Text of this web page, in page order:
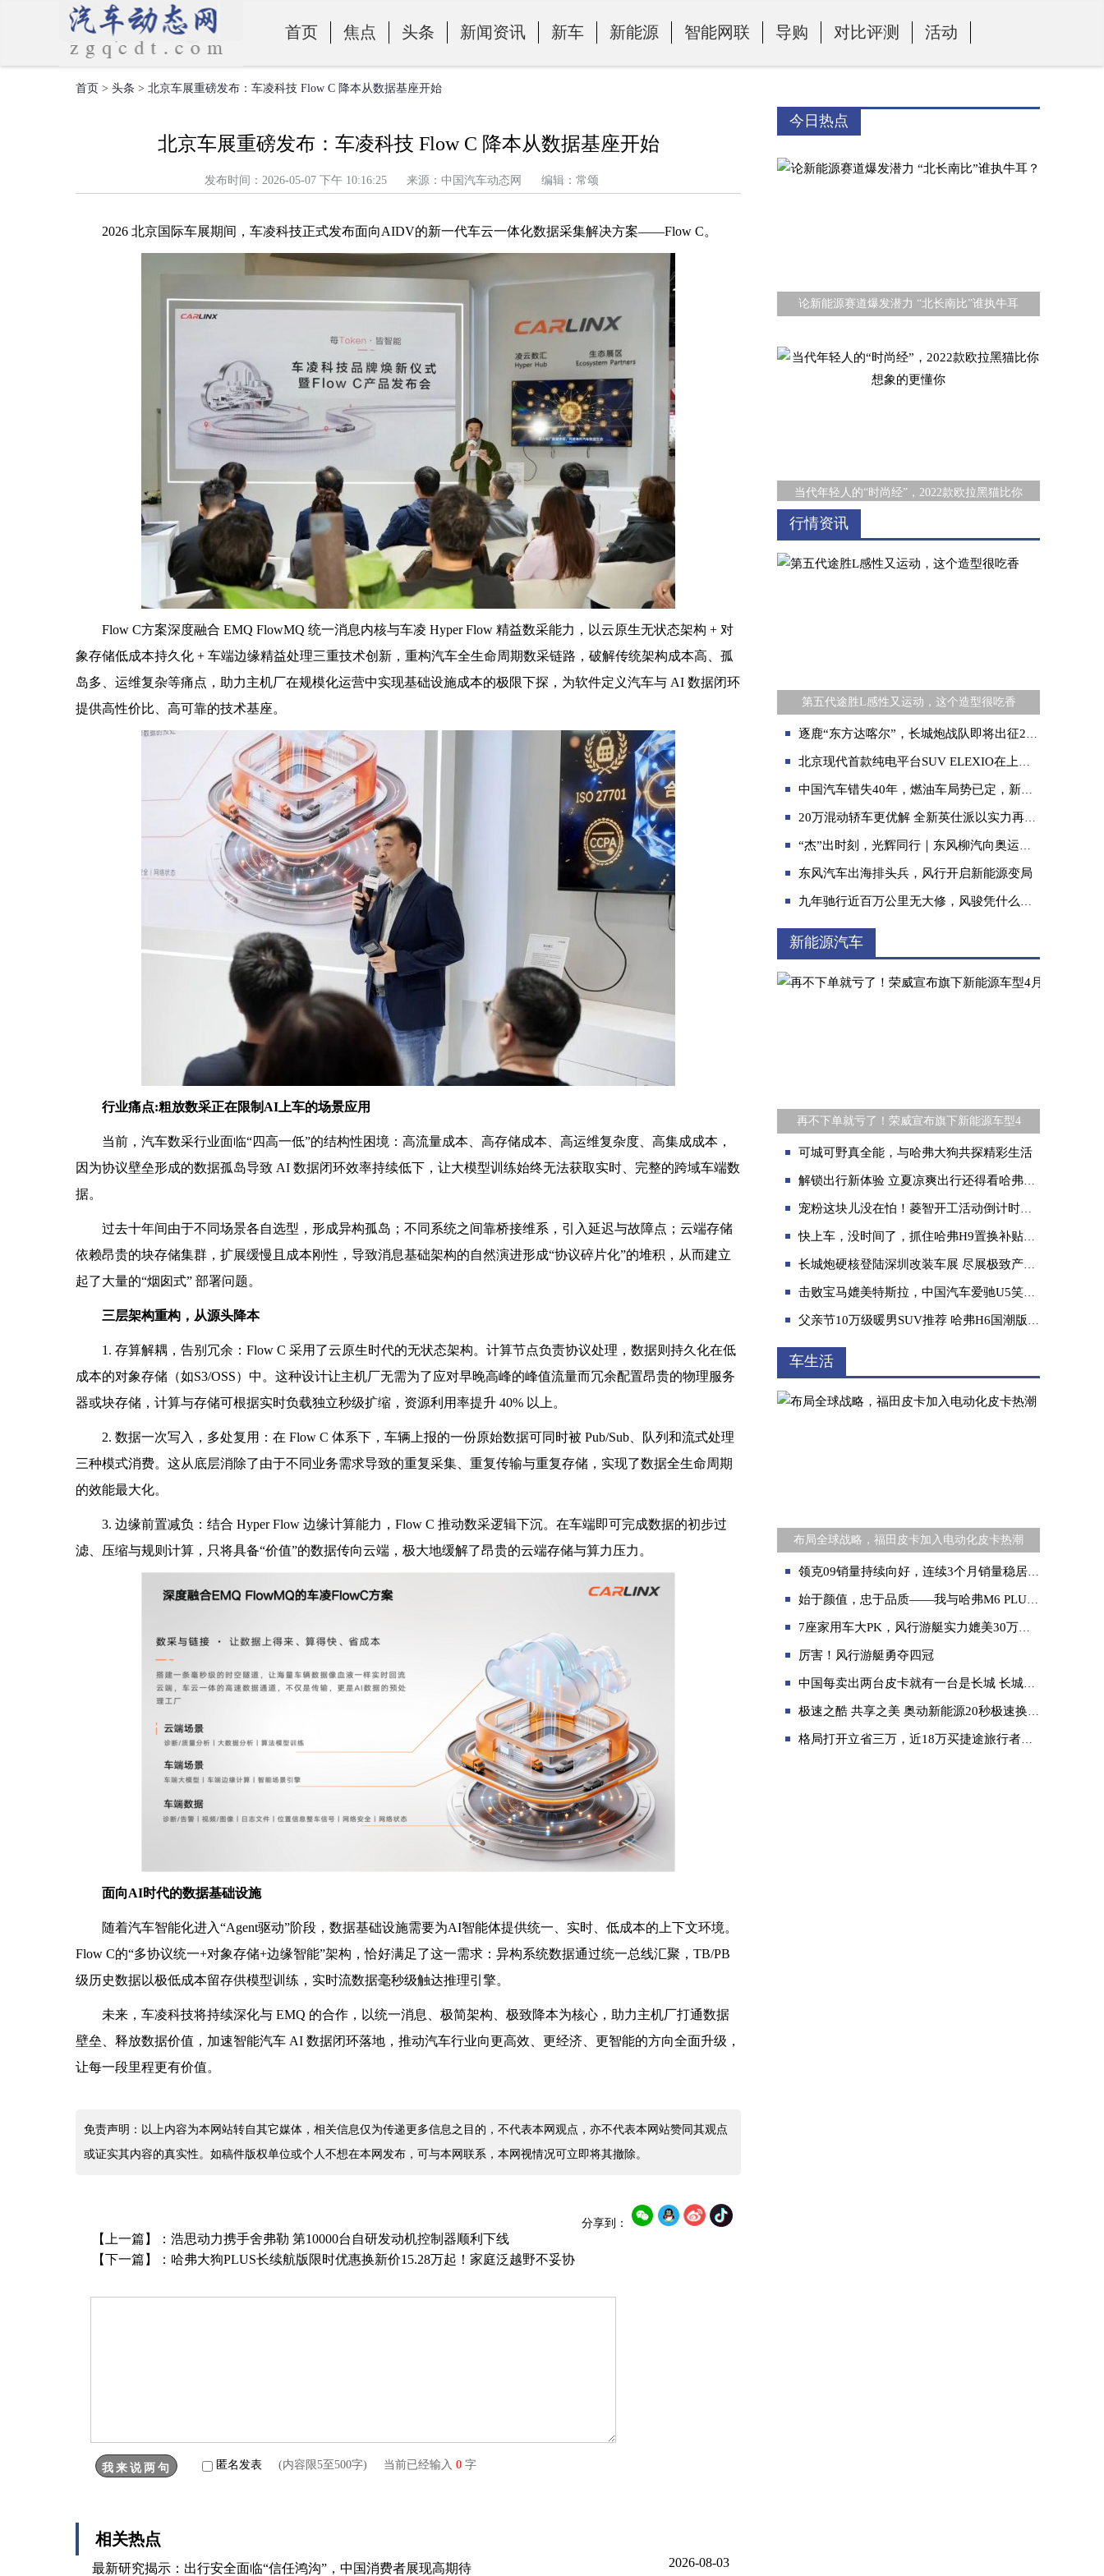
首页 焦点 头条 新闻资讯 新车 新能源 智能网联 导购 对比评测 活动
零部件
首页 > 头条 > 北京车展重磅发布：车凌科技 Flow C 降本从数据基座开始
北京车展重磅发布：车凌科技 Flow C 降本从数据基座开始
发布时间：2026-05-07 下午 10:16:25 来源：中国汽车动态网 编辑：常颂
2026 北京国际车展期间，车凌科技正式发布面向AIDV的新一代车云一体化数据采集解决方案——Flow C。
Flow C方案深度融合 EMQ FlowMQ 统一消息内核与车凌 Hyper Flow 精益数采能力，以云原生无状态架构 + 对
象存储低成本持久化 + 车端边缘精益处理三重技术创新，重构汽车全生命周期数采链路，破解传统架构成本高、孤
岛多、运维复杂等痛点，助力主机厂在规模化运营中实现基础设施成本的极限下探，为软件定义汽车与 AI 数据闭环
提供高性价比、高可靠的技术基座。
行业痛点:粗放数采正在限制AI上车的场景应用
当前，汽车数采行业面临“四高一低”的结构性困境：高流量成本、高存储成本、高运维复杂度、高集成成本，
因为协议壁垒形成的数据孤岛导致 AI 数据闭环效率持续低下，让大模型训练始终无法获取实时、完整的跨域车端数
据。
过去十年间由于不同场景各自选型，形成异构孤岛；不同系统之间靠桥接维系，引入延迟与故障点；云端存储
依赖昂贵的块存储集群，扩展缓慢且成本刚性，导致消息基础架构的自然演进形成“协议碎片化”的堆积，从而建立
起了大量的“烟囱式” 部署问题。
三层架构重构，从源头降本
1. 存算解耦，告别冗余：Flow C 采用了云原生时代的无状态架构。计算节点负责协议处理，数据则持久化在低
成本的对象存储（如S3/OSS）中。这种设计让主机厂无需为了应对早晚高峰的峰值流量而冗余配置昂贵的物理服务
器或块存储，计算与存储可根据实时负载独立秒级扩缩，资源利用率提升 40% 以上。
2. 数据一次写入，多处复用：在 Flow C 体系下，车辆上报的一份原始数据可同时被 Pub/Sub、队列和流式处理
三种模式消费。这从底层消除了由于不同业务需求导致的重复采集、重复传输与重复存储，实现了数据全生命周期
的效能最大化。
3. 边缘前置减负：结合 Hyper Flow 边缘计算能力，Flow C 推动数采逻辑下沉。在车端即可完成数据的初步过
滤、压缩与规则计算，只将具备“价值”的数据传向云端，极大地缓解了昂贵的云端存储与算力压力。
面向AI时代的数据基础设施
随着汽车智能化进入“Agent驱动”阶段，数据基础设施需要为AI智能体提供统一、实时、低成本的上下文环境。
Flow C的“多协议统一+对象存储+边缘智能”架构，恰好满足了这一需求：异构系统数据通过统一总线汇聚，TB/PB
级历史数据以极低成本留存供模型训练，实时流数据毫秒级触达推理引擎。
未来，车凌科技将持续深化与 EMQ 的合作，以统一消息、极简架构、极致降本为核心，助力主机厂打通数据
壁垒、释放数据价值，加速智能汽车 AI 数据闭环落地，推动汽车行业向更高效、更经济、更智能的方向全面升级，
让每一段里程更有价值。
免责声明：以上内容为本网站转自其它媒体，相关信息仅为传递更多信息之目的，不代表本网观点，亦不代表本网站赞同其观点
或证实其内容的真实性。如稿件版权单位或个人不想在本网发布，可与本网联系，本网视情况可立即将其撤除。
分享到：
【上一篇】： 浩思动力携手舍弗勒 第10000台自研发动机控制器顺利下线
【下一篇】： 哈弗大狗PLUS长续航版限时优惠换新价15.28万起！家庭泛越野不妥协
匿名发表 (内容限5至500字) 当前已经输入 0 字
相关热点
最新研究揭示：出行安全面临“信任鸿沟”，中国消费者展现高期待 2026-08-03
今日热点
论新能源赛道爆发潜力 “北长南比”谁执牛耳
当代年轻人的“时尚经”，2022款欧拉黑猫比你
来到丰田展台，我想用三个英文字母诠释下“b
行情资讯
第五代途胜L感性又运动，这个造型很吃香
逐鹿“东方达喀尔”，长城炮战队即将出征2026中国环塔国际拉力赛
北京现代首款纯电平台SUV ELEXIO在上海Studio 88 Space迎来全球首秀
中国汽车错失40年，燃油车局势已定，新能源还被欧洲“超车”
20万混动轿车更优解 全新英仕派以实力再领浪潮
“杰”出时刻，光辉同行｜东风柳汽向奥运冠军练俊杰交付星海S7
东风汽车出海排头兵，风行开启新能源变局
九年驰行近百万公里无大修，风骏凭什么被称为“中国的海拉克斯”
新能源汽车
再不下单就亏了！荣威宣布旗下新能源车型4
可城可野真全能，与哈弗大狗共探精彩生活
解锁出行新体验 立夏凉爽出行还得看哈弗H6S！
宠粉这块儿没在怕！菱智开工活动倒计时，满满福利等你拿！
快上车，没时间了，抓住哈弗H9置换补贴最后机会
长城炮硬核登陆深圳改装车展 尽展极致产品魅力与无限改装潜力
击败宝马媲美特斯拉，中国汽车爱驰U5笑傲国际市场
父亲节10万级暖男SUV推荐 哈弗H6国潮版助力守护家人
车生活
布局全球战略，福田皮卡加入电动化皮卡热潮
领克09销量持续向好，连续3个月销量稳居中大型SUV前十名
始于颜值，忠于品质——我与哈弗M6 PLUS的真实写照
7座家用车大PK，风行游艇实力媲美30万级主流家用车
厉害！风行游艇勇夺四冠
中国每卖出两台皮卡就有一台是长城 长城皮卡3月全球销售19981台
极速之酷 共享之美 奥动新能源20秒极速换电 亮相2020广州车展
格局打开立省三万，近18万买捷途旅行者还是15万买哈弗二代大狗？